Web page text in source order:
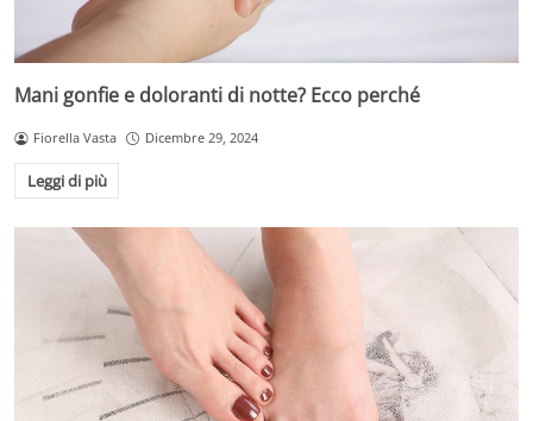
Mani gonfie e doloranti di notte? Ecco perché
Fiorella Vasta Dicembre 29, 2024
Leggi di più